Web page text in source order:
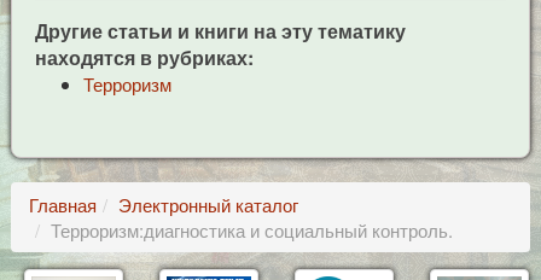
Другие статьи и книги на эту тематику
находятся в рубриках:
Терроризм
Главная
Электронный каталог
Терроризм:диагностика и социальный контроль.